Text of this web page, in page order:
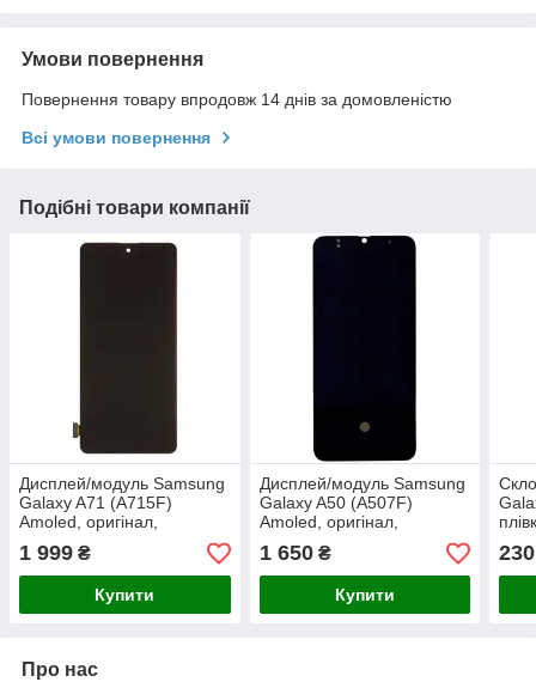
Умови повернення
Повернення товару впродовж 14 днів за домовленістю
Всі умови повернення
Подібні товари компанії
Дисплей/модуль Samsung
Galaxy A71 (A715F)
Amoled, оригінал,
переклеєне скло
1 999 ₴
Купити
Дисплей/модуль Samsung
Galaxy A50 (A507F)
Amoled, оригінал,
переклеєне скло
1 650₴
Купити
230
Про нас